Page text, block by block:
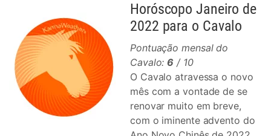
Horóscopo Janeiro de
2022 para o Cavalo
Pontuação mensal do
Cavalo: 6 / 10
O Cavalo atravessa o novo
mês com a vontade de se
renovar muito em breve,
com o iminente advento do